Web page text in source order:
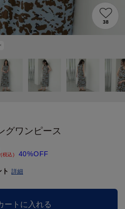
×
38
グワンピース
(税込) 40%OFF
詳細
ートに入れる